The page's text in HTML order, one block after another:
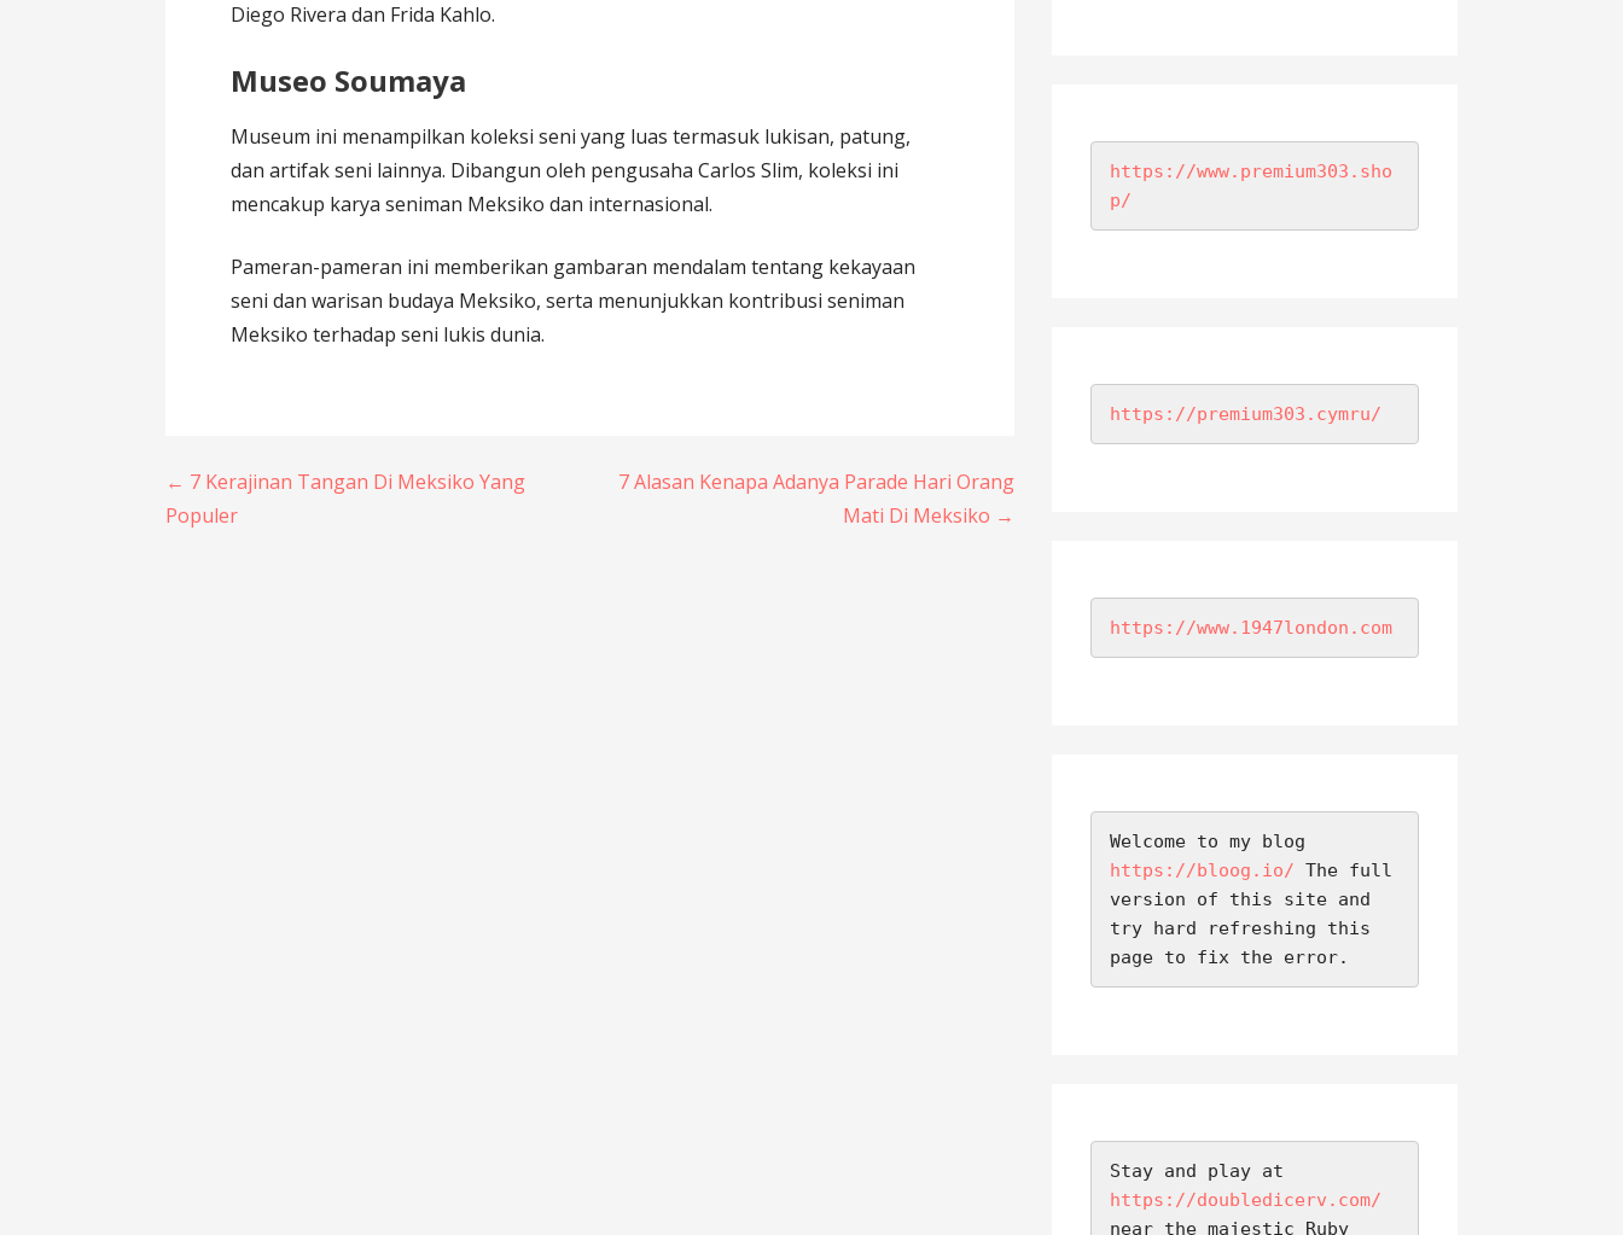
Diego Rivera dan Frida Kahlo.
Museo Soumaya
Museum ini menampilkan koleksi seni yang luas termasuk lukisan, patung,
dan artifak seni lainnya. Dibangun oleh pengusaha Carlos Slim, koleksi ini
mencakup karya seniman Meksiko dan internasional.
Pameran-pameran ini memberikan gambaran mendalam tentang kekayaan
seni dan warisan budaya Meksiko, serta menunjukkan kontribusi seniman
Meksiko terhadap seni lukis dunia.
Post
navigation
← 7 Kerajinan Tangan Di Meksiko Yang
Populer
7 Alasan Kenapa Adanya Parade Hari Orang
Mati Di Meksiko →
https://www.premium303.sho
p/
https://premium303.cymru/
https://www.1947london.com
https://bloog.io/ The full
version of this site and
try hard refreshing this
page to fix the error.
https://doubledicerv.com/
near the majestic Ruby